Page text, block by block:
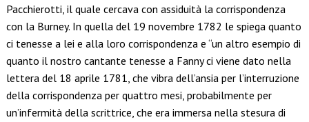
Pacchierotti, il quale cercava con assiduità la corrispondenza
con la Burney. In quella del 19 novembre 1782 le spiega quanto
ci tenesse a lei e alla loro corrispondenza e “un altro esempio di
quanto il nostro cantante tenesse a Fanny ci viene dato nella
lettera del 18 aprile 1781, che vibra dell’ansia per l’interruzione
della corrispondenza per quattro mesi, probabilmente per
un’infermità della scrittrice, che era immersa nella stesura di